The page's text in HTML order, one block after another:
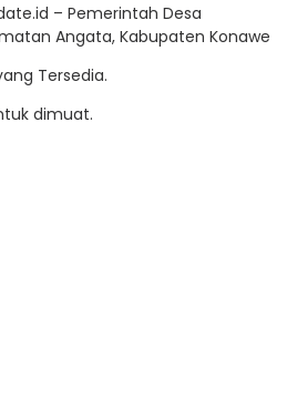
– Pemerintah Desa
Angata, Kabupaten Konawe
Tersedia.
dimuat.